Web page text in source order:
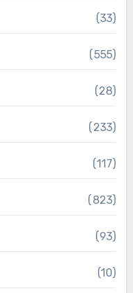
(33)
(555)
(28)
(233)
(117)
(823)
(93)
(10)